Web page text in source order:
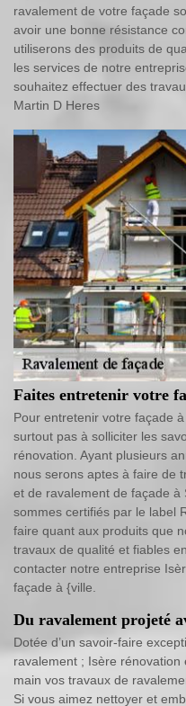
ravalement de votre façade
avoir une bonne résistance
utiliserons des produits de
les services de notre
souhaitez effectuer des
Martin D Heres
Faites entretenir votre
Pour entretenir votre façade
surtout pas à solliciter les
rénovation. Ayant plusieurs
nous serons aptes à faire de
et de ravalement de façade
sommes certifiés par le label
faire quant aux produits que
travaux de qualité et fiables
contacter notre entreprise
façade à {ville.
Du ravalement projeté
Dotée d’un savoir-faire
ravalement ; Isère
main vos travaux de
Si vous aimez nettoyer et